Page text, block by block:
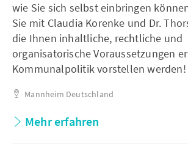
wie Sie sich selbst einbringen
Sie mit Claudia Korenke und Dr.
die Ihnen inhaltliche, rechtliche und
organisatorische Voraussetzungen
Kommunalpolitik vorstellen werden!
Mannheim Deutschland
Mehr erfahren